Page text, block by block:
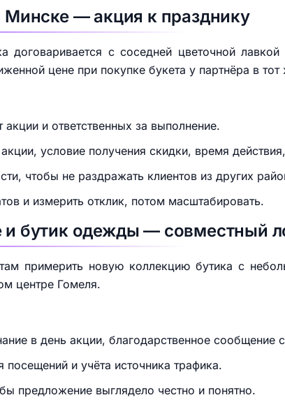
Минске — акция к празднику
договаривается с соседней цветочной
цене при покупке букета у партнёра в
и ответственных за выполнение.
условие получения скидки, время
чтобы не раздражать клиентов из других
и измерить отклик, потом масштабировать.
и бутик одежды — совместный
примерить новую коллекцию бутика с
центре Гомеля.
в день акции, благодарственное сообщение
и учёта источника трафика.
предложение выглядело честно и понятно.